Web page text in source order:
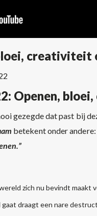
creativiteit
Openen,
gezegde dat past bij
betekent onder andere:
zich nu bevindt maakt
draagt een nare